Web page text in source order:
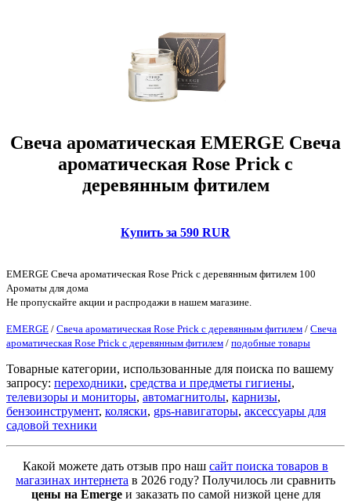
Свеча ароматическая EMERGE Свеча
ароматическая Rose Prick с
деревянным фитилем
Купить за 590 RUR
EMERGE Свеча ароматическая Rose Prick с деревянным фитилем 100
Ароматы для дома
Не пропускайте акции и распродажи в нашем магазине.
EMERGE / Свеча ароматическая Rose Prick с деревянным фитилем / Свеча
ароматическая Rose Prick с деревянным фитилем / подобные товары
Товарные категории, использованные для поиска по вашему
запросу: переходники, средства и предметы гигиены,
телевизоры и мониторы, автомагнитолы, карнизы,
бензоинструмент, коляски, gps-навигаторы, аксессуары для
садовой техники
Какой можете дать отзыв про наш сайт поиска товаров в
магазинах интернета в 2026 году? Получилось ли сравнить
цены на Emergeи заказать по самой низкой цене для